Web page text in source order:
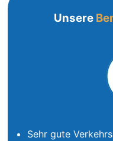
Unsere
Sehr gute